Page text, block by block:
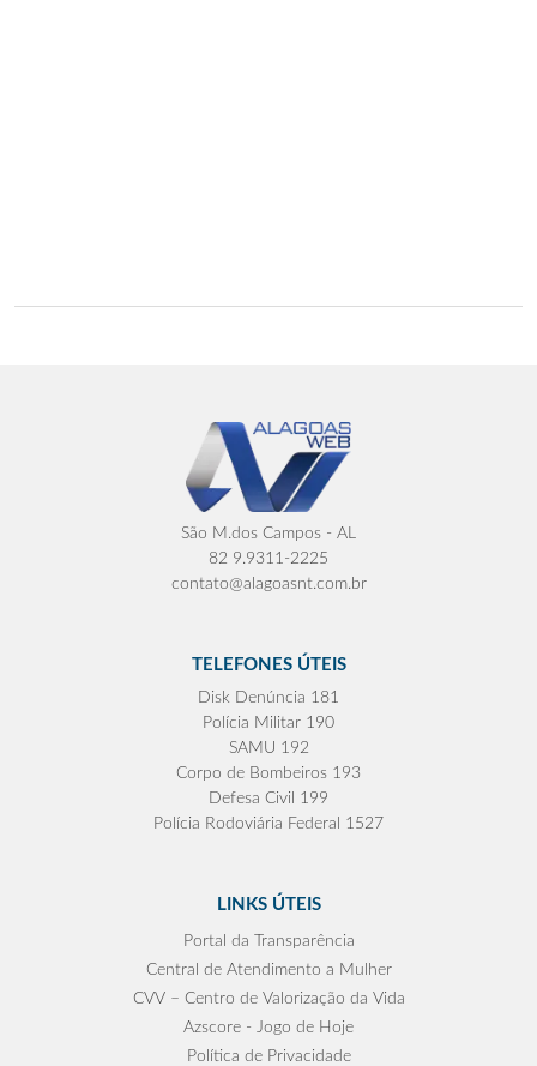
São M.dos Campos - AL
82 9.9311-2225
contato@alagoasnt.com.br
TELEFONES ÚTEIS
Disk Denúncia 181
Polícia Militar 190
SAMU 192
Corpo de Bombeiros 193
Defesa Civil 199
Polícia Rodoviária Federal 1527
LINKS ÚTEIS
Portal da Transparência
Central de Atendimento a Mulher
CVV – Centro de Valorização da Vida
Azscore - Jogo de Hoje
Política de Privacidade